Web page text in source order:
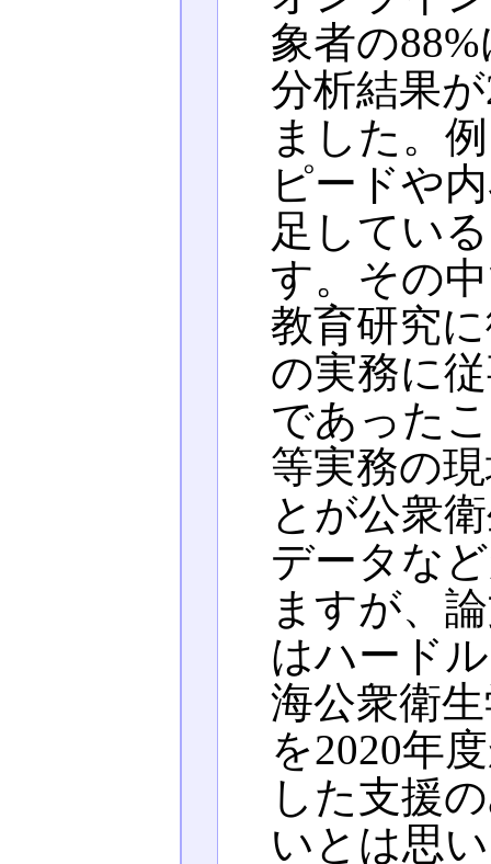
象者の
分析結果
ました。
ピードや
足してい
す。その
教育研究
の実務に
であった
等実務の
とが公衆
データな
ますが、
はハード
海公衆衛
を2020年
した支援
いとは思